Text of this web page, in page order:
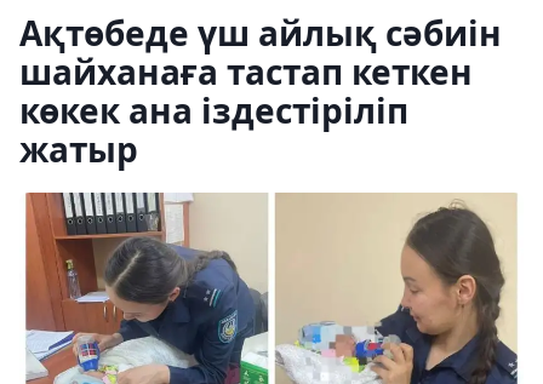
Ақтөбеде үш айлық сәбиін
шайханаға тастап кеткен
көкек ана іздестіріліп
жатыр